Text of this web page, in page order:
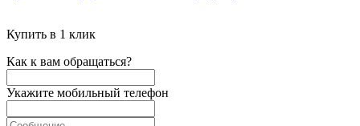
Купить в 1 клик
Как к вам обращаться?
Укажите мобильный телефон